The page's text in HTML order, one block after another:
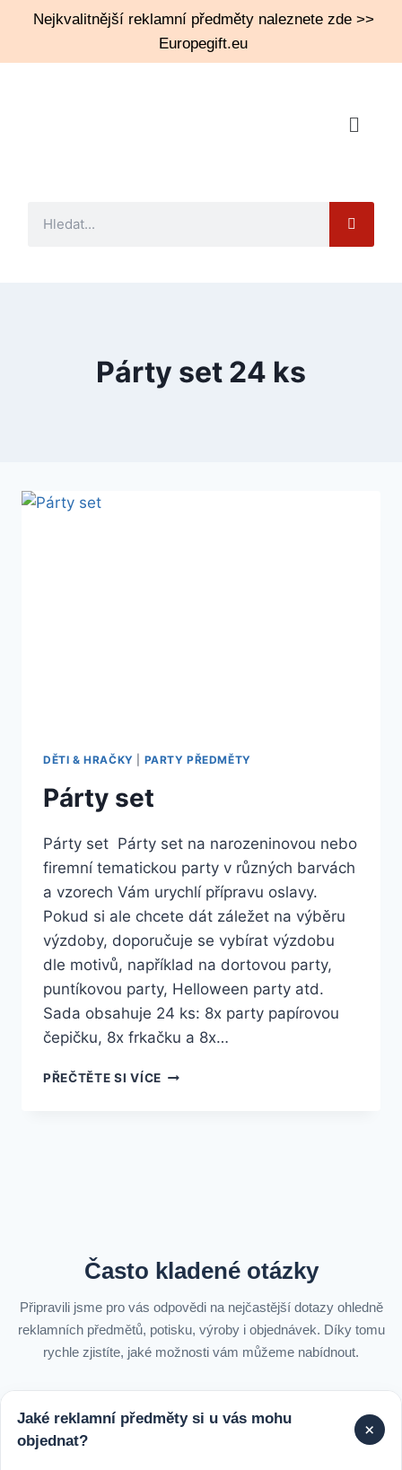
Nejkvalitnější reklamní předměty naleznete zde >>
Europegift.eu
Párty set 24 ks
DĚTI & HRAČKY PARTY PŘEDMĚTY
Párty set
Párty set Párty set na narozeninovou nebo
firemní tematickou party v různých barvách
a vzorech Vám urychlí přípravu oslavy.
Pokud si ale chcete dát záležet na výběru
výzdoby, doporučuje se vybírat výzdobu
dle motivů, například na dortovou party,
puntíkovou party, Helloween party atd.
Sada obsahuje 24 ks: 8x party papírovou
čepičku, 8x frkačku a 8x…
PŘEČTĚTE SI VÍCE
Často kladené otázky
Připravili jsme pro vás odpovědi na nejčastější dotazy ohledně
reklamních předmětů, potisku, výroby i objednávek. Díky tomu
rychle zjistíte, jaké možnosti vám můžeme nabídnout.
Jaké reklamní předměty si u vás mohu
objednat?
+